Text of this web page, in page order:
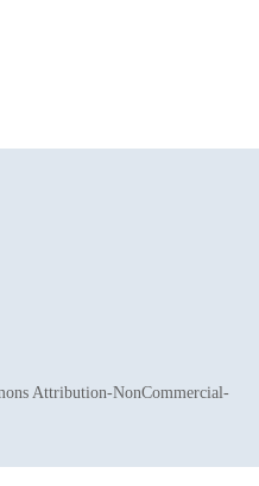
Attribution-NonCommercial-